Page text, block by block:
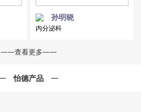
孙明晓
内分泌科
——查看更多——
怡德产品